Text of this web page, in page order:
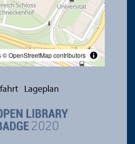
© OpenStreetMap contributors
Lageplan